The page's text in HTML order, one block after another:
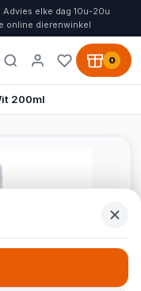
Advies elke dag 10u-20u
online dierenwinkel
0
200ml